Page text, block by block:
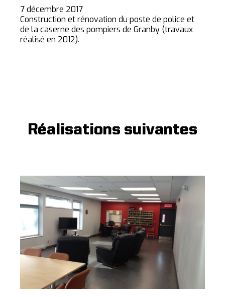
7 décembre 2017
Construction et rénovation du poste de police et
de la caserne des pompiers de Granby (travaux
réalisé en 2012).
Réalisations suivantes